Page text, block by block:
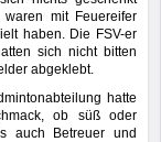
mit Feuereifer
haben. Die FSV-er
sich nicht bitten
abgeklebt.
hatte
ob süß oder
auch Betreuer und